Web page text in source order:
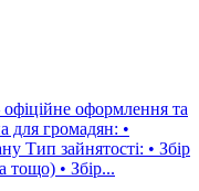
оформлення та
тощо) • Збір...